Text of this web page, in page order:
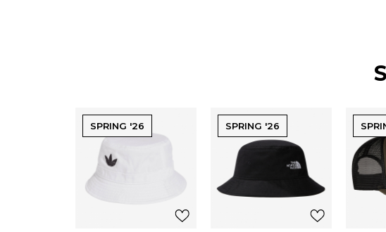
SPRING '26 SPRING '26